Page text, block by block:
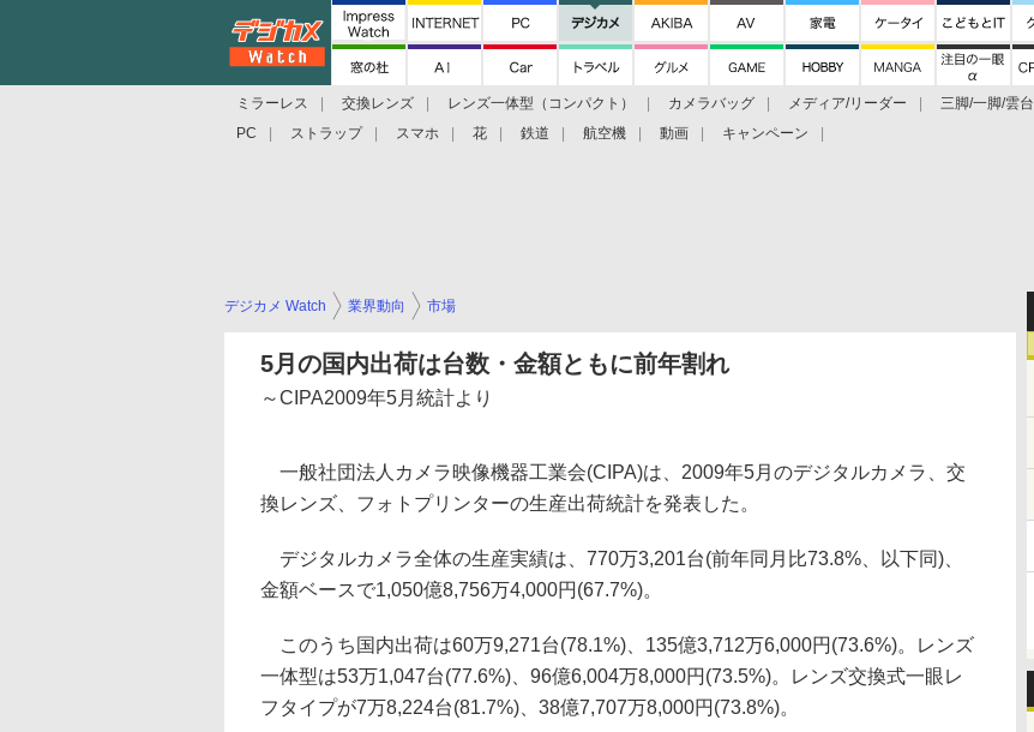
ミラーレス 交換レンズ レンズ一体型（コンパクト） カメラバッグ メディア/リーダー 三脚/一脚/雲台
PC
ストラップ スマホ 花 鉄道 航空機 動画 キャンペーン
デジカメ Watch 業界動向 市場
5月の国内出荷は台数・金額ともに前年割れ
～CIPA2009年5月統計より
一般社団法人カメラ映像機器工業会(CIPA)は、2009年5月のデジタルカメラ、交
換レンズ、フォトプリンターの生産出荷統計を発表した。
デジタルカメラ全体の生産実績は、770万3,201台(前年同月比73.8%、以下同)、
金額ベースで1,050億8,756万4,000円(67.7%)。
このうち国内出荷は60万9,271台(78.1%)、135億3,712万6,000円(73.6%)。レンズ
一体型は53万1,047台(77.6%)、96億6,004万8,000円(73.5%)。レンズ交換式一眼レ
フタイプが7万8,224台(81.7%)、38億7,707万8,000円(73.8%)。